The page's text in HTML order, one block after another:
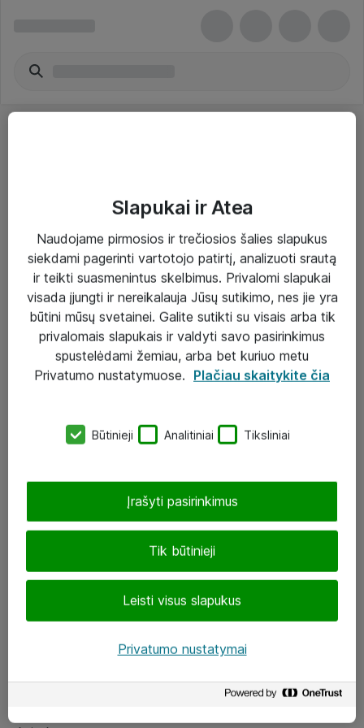
Paslaugos
Sprendimai
Įgyvendinti projektai
Atea ekspertų patarimai verslui
eShop@atea.lt
LinkedIn
Slapukai ir Atea
Naudojame pirmosios ir trečiosios šalies slapukus
siekdami pagerinti vartotojo patirtį, analizuoti srautą
ir teikti suasmenintus skelbimus. Privalomi slapukai
visada įjungti ir nereikalauja Jūsų sutikimo, nes jie yra
būtini mūsų svetainei. Galite sutikti su visais arba tik
privalomais slapukais ir valdyti savo pasirinkimus
spustelėdami žemiau, arba bet kuriuo metu
Privatumo nustatymuose. Plačiau skaitykite čia
Būtinieji Analitiniai Tiksliniai
Tik būtinieji
Leisti visus slapukus
Įrašyti pasirinkimus
Privatumo nustatymai